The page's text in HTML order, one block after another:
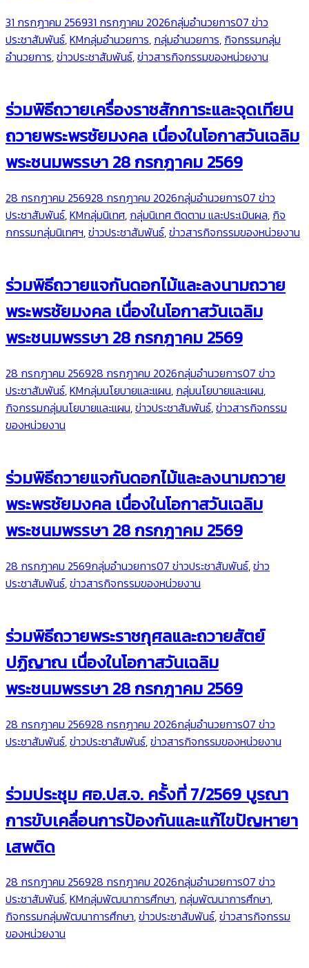
31 กรกฎาคม 256931 กรกฎาคม 2026กลุ่มอำนวยการ07 ข่าว
ประชาสัมพันธ์,KMกลุ่มอำนวยการ, กลุ่มอำนวยการ, กิจกรรมกลุ่ม
อำนวยการ,ข่าวประชาสัมพันธ์,ข่าวสารกิจกรรมของหน่วยงาน
ร่วมพิธีถวายเครื่องราชสักการะและจุดเทียน
ถวายพระพรชัยมงคล เนื่องในโอกาสวันเฉลิม
พระชนมพรรษา 28 กรกฎาคม 2569
28 กรกฎาคม 256928 กรกฎาคม 2026กลุ่มอำนวยการ07 ข่าว
ประชาสัมพันธ์,KMกลุ่มนิเทศ, กลุ่มนิเทศ ติดตาม และประเมินผล, กิจ
กกรรมกลุ่มนิเทศฯ,ข่าวประชาสัมพันธ์,ข่าวสารกิจกรรมของหน่วยงาน
ร่วมพิธีถวายแจกันดอกไม้และลงนามถวาย
พระพรชัยมงคล เนื่องในโอกาสวันเฉลิม
พระชนมพรรษา 28 กรกฎาคม 2569
28 กรกฎาคม 256928 กรกฎาคม 2026กลุ่มอำนวยการ07 ข่าว
ประชาสัมพันธ์,KMกลุ่มนโยบายและแผน, กลุ่มนโยบายและแผน,
กิจกรรมกลุ่มนโยบายและแผน,ข่าวประชาสัมพันธ์,ข่าวสารกิจกรรม
ของหน่วยงาน
ร่วมพิธีถวายแจกันดอกไม้และลงนามถวาย
พระพรชัยมงคล เนื่องในโอกาสวันเฉลิม
พระชนมพรรษา 28 กรกฎาคม 2569
28 กรกฎาคม 2569กลุ่มอำนวยการ07 ข่าวประชาสัมพันธ์,ข่าว
ประชาสัมพันธ์,ข่าวสารกิจกรรมของหน่วยงาน
ร่วมพิธีถวายพระราชกุศลและถวายสัตย์
ปฏิญาณ เนื่องในโอกาสวันเฉลิม
พระชนมพรรษา 28 กรกฎาคม 2569
28 กรกฎาคม 256928 กรกฎาคม 2026กลุ่มอำนวยการ07 ข่าว
ประชาสัมพันธ์,ข่าวประชาสัมพันธ์,ข่าวสารกิจกรรมของหน่วยงาน
ร่วมประชุม ศอ.ปส.จ. ครั้งที่ 7/2569 บูรณา
การขับเคลื่อนการป้องกันและแก้ไขปัญหายา
เสพติด
28 กรกฎาคม 256928 กรกฎาคม 2026กลุ่มอำนวยการ07 ข่าว
ประชาสัมพันธ์,KMกลุ่มพัฒนาการศึกษา, กลุ่มพัฒนาการศึกษา,
กิจกรรมกลุ่มพัฒนาการศึกษา,ข่าวประชาสัมพันธ์,ข่าวสารกิจกรรม
ของหน่วยงาน